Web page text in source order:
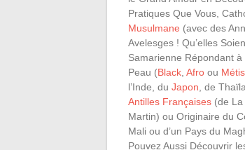
Pratiques Que Vous,
Musulmane (avec des
Avelesges ! Qu’elles
Samarienne Répondant
Peau (Black Afro ou
l’Inde, du Japon , de
Antilles Françaises (de
Martin) ou Originaire du
Mali ou d’un Pays du
Pouvez Aussi Découvrir